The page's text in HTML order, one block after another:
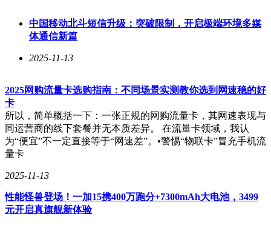
在论坛期间，中国电信还表彰了在2024年终端测试工作中表现
突出的企业，包括荣耀、小米、OPPO、中兴、高通、联发科
和海思等，向他们颁发了终端测试质量卓越奖。
中国移动北斗短信升级：突破限制，开启极端环境多媒
体通信新篇
2025-11-13
2025网购流量卡选购指南：不同场景实测教你选到网速稳的好
卡
所以，简单概括一下：一张正规的网购流量卡，其网速表现与
同运营商的线下套餐并无本质差异。 在流量卡领域，我认
为“便宜”不一定直接等于“网速差”。•警惕“物联卡”冒充手机流
量卡
2025-11-13
性能怪兽登场！一加15携400万跑分+7300mAh大电池，3499
元开启真旗舰新体验